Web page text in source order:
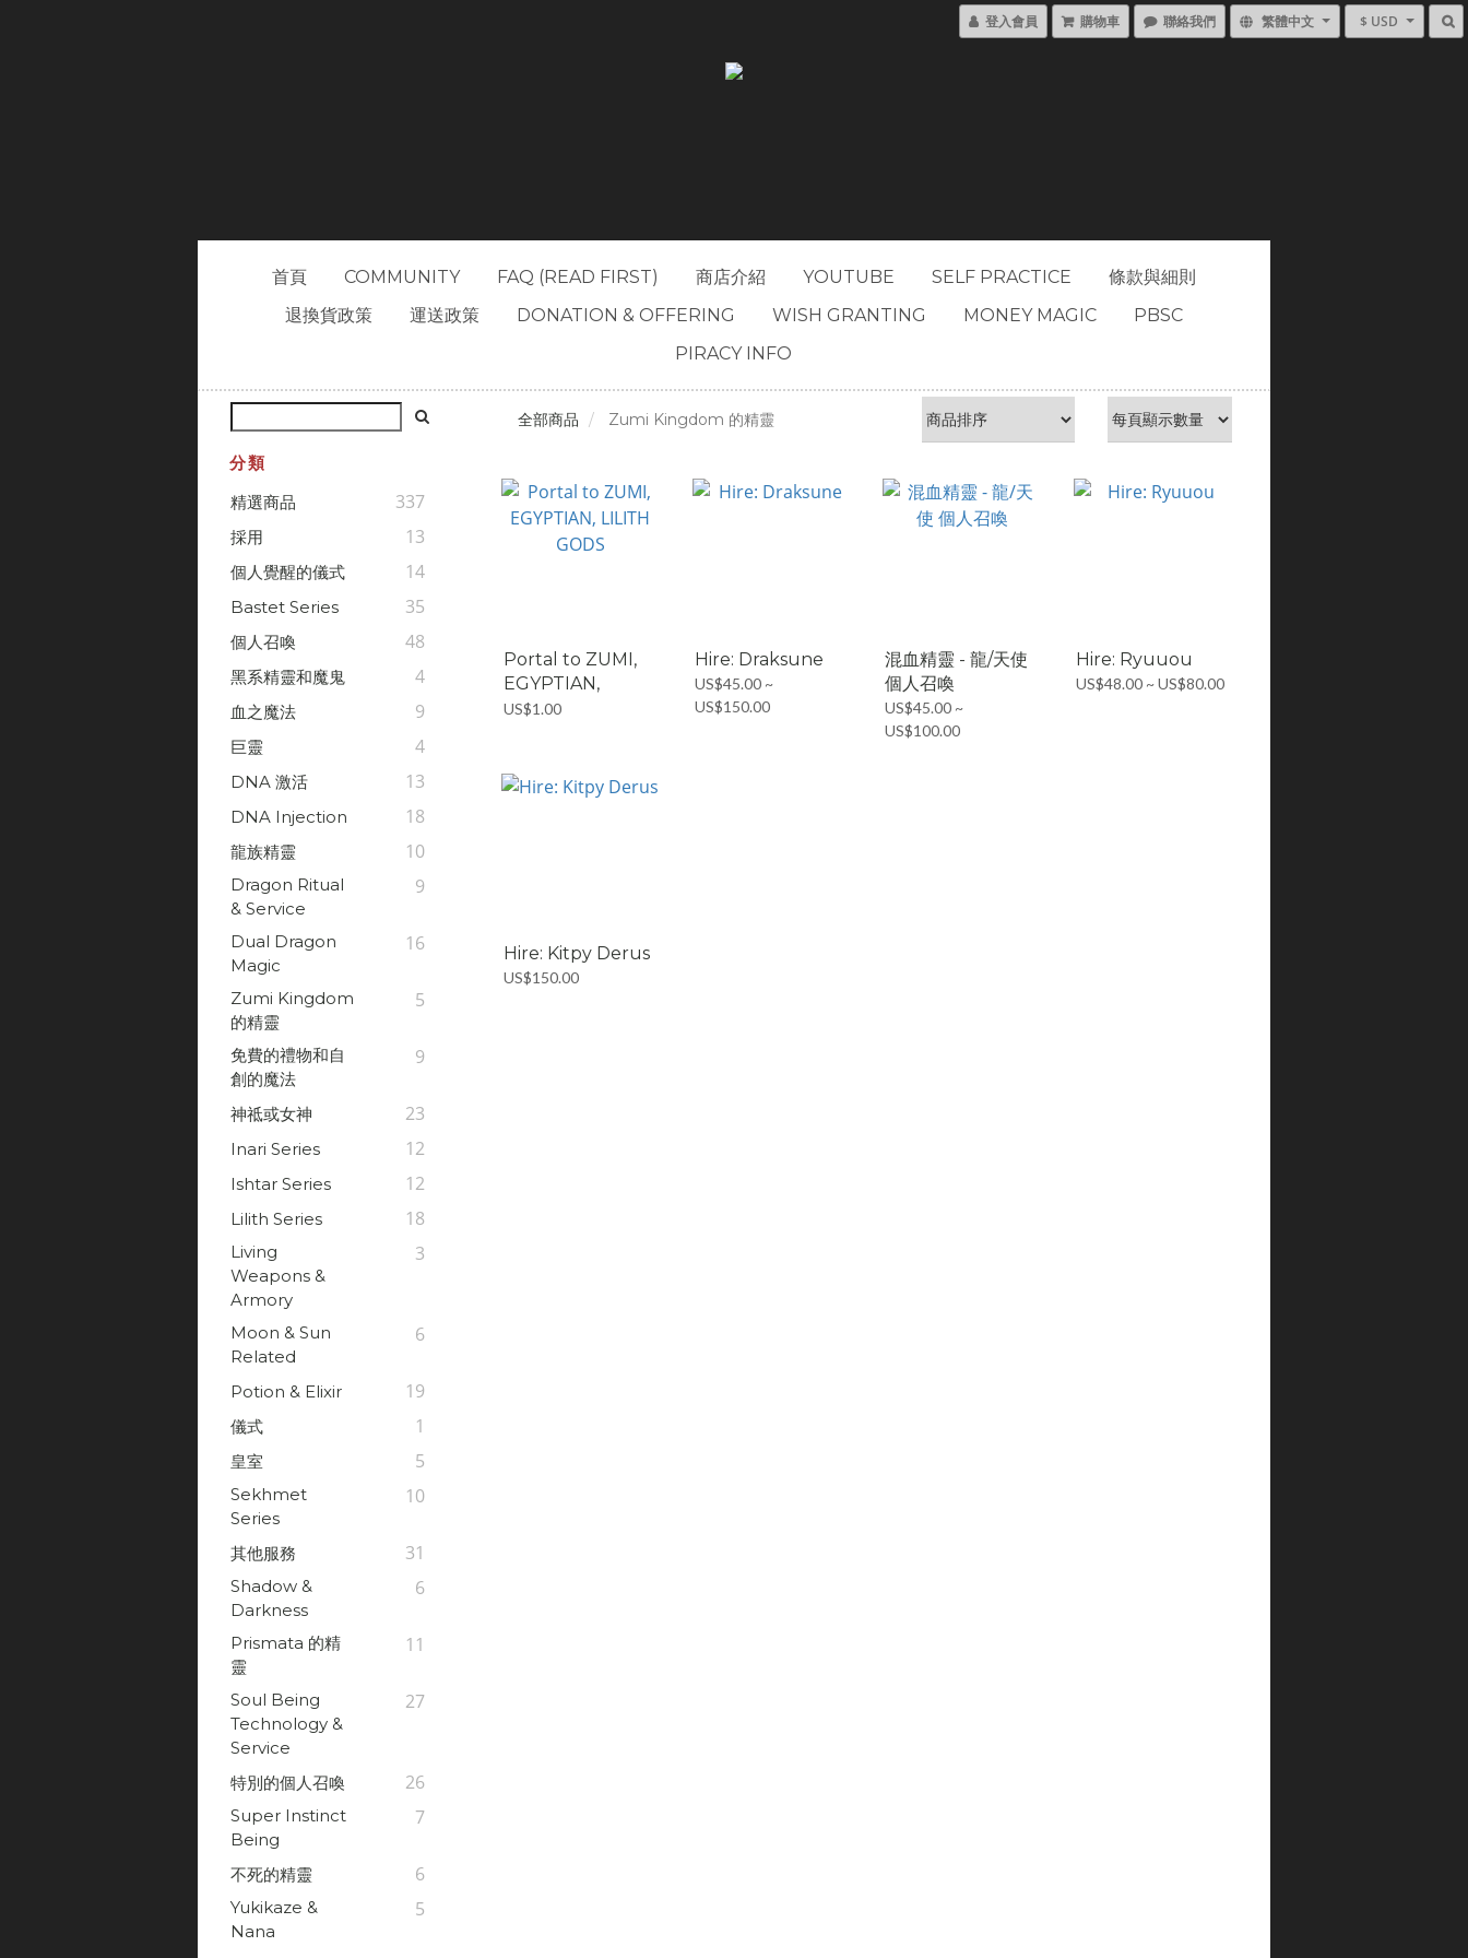
登入會員 購物車 聯絡我們 繁體中文 $ USD
首頁 COMMUNITY FAQ (READ FIRST) 商店介紹 YOUTUBE SELF PRACTICE
條款與細則
退換貨政策
運送政策 DONATION & OFFERING WISH GRANTING MONEY MAGIC
PBSC
PIRACY INFO
分類
精選商品
337
採用 13
個人覺醒的儀式 14
Bastet Series 35
個人召喚 48
黑系精靈和魔鬼 4
血之魔法 9
巨靈 4
DNA 激活 13
DNA Injection 18
龍族精靈 10
Dragon Ritual
& Service
9
Dual Dragon
Magic
16
Zumi Kingdom
的精靈
5
免費的禮物和自
創的魔法
9
神祗或女神 23
Inari Series 12
Ishtar Series 12
Lilith Series 18
Living
Weapons &
Armory
3
Moon & Sun
Related
6
Potion & Elixir 19
儀式 1
皇室 5
Sekhmet
Series
10
其他服務 31
Shadow &
Darkness
6
Prismata 的精
靈
11
Soul Being
Technology &
Service
27
特別的個人召喚 26
Super Instinct
Being
7
不死的精靈 6
Yukikaze &
Nana
5
全部商品 Zumi Kingdom 的精靈
Portal to ZUMI,
EGYPTIAN,
LILITH...
US$1.00
Hire: Draksune
US$45.00 ~
US$150.00
混血精靈 - 龍/天使
個人召喚
US$45.00 ~
US$100.00
Hire: Ryuuou
US$48.00 ~ US$80.00
Hire: Kitpy Derus
US$150.00